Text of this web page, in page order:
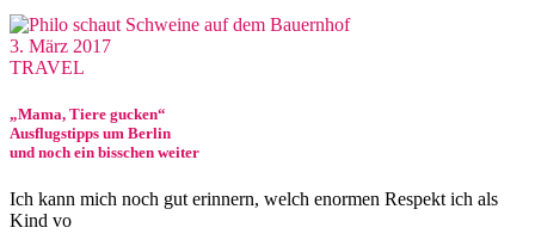
3. März 2017
TRAVEL
„Mama, Tiere gucken“
Ausflugstipps um Berlin
und noch ein bisschen weiter
Ich kann mich noch gut erinnern, welch enormen Respekt ich als
Kind vo